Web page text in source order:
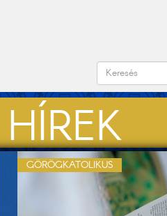
GÖRÖGKATOLIKUS